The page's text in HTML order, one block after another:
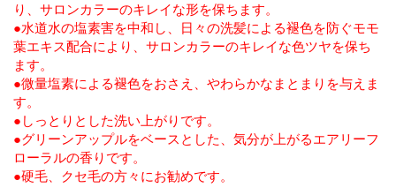
り、サロンカラーのキレイな形を保ちます。
●水道水の塩素害を中和し、日々の洗髪による褪色を防ぐモモ
葉エキス配合により、サロンカラーのキレイな色ツヤを保ち
ます。
●微量塩素による褪色をおさえ、やわらかなまとまりを与えま
す。
●しっとりとした洗い上がりです。
●グリーンアップルをベースとした、気分が上がるエアリーフ
ローラルの香りです。
●硬毛、クセ毛の方々にお勧めです。